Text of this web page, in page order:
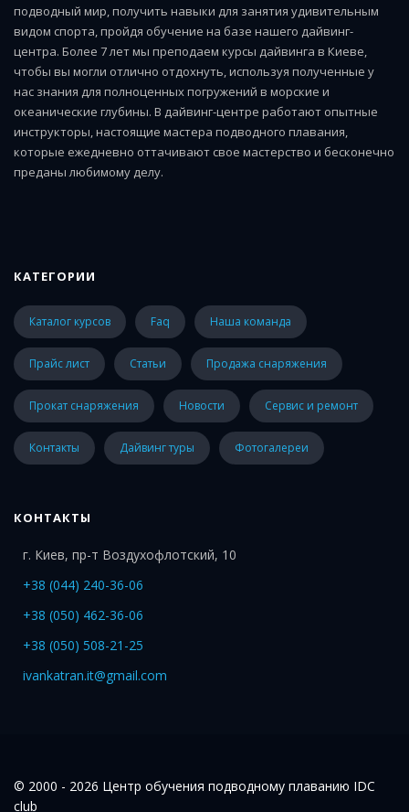
подводный мир, получить навыки для занятия удивительным
видом спорта, пройдя обучение на базе нашего дайвинг-
центра. Более 7 лет мы преподаем курсы дайвинга в Киеве,
чтобы вы могли отлично отдохнуть, используя полученные у
нас знания для полноценных погружений в морские и
океанические глубины. В дайвинг-центре работают опытные
инструкторы, настоящие мастера подводного плавания,
которые ежедневно оттачивают свое мастерство и бесконечно
преданы любимому делу.
КАТЕГОРИИ
каталог курсов faq наша команда
прайс лист статьи Продажа снаряжения
Прокат снаряжения Новости Сервис и ремонт
Контакты Дайвинг туры Фотогалереи
КОНТАКТЫ
г. Киев, пр-т Воздухофлотский, 10
+38 (044) 240-36-06
+38 (050) 462-36-06
+38 (050) 508-21-25
ivankatran.it@gmail.com
© 2000 - 2026 Центр обучения подводному плаванию IDC
club